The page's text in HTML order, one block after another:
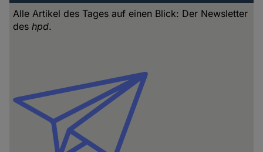
Alle Artikel des Tages auf einen Blick: Der Newsletter
deshpd.